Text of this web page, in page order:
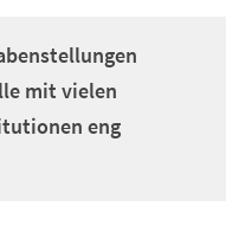
mit vielen
eng